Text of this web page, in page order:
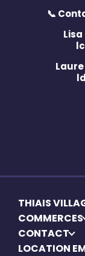
📞
Lisa
Laure
THIAIS
COMMERCES
CONTACT
LOCATION